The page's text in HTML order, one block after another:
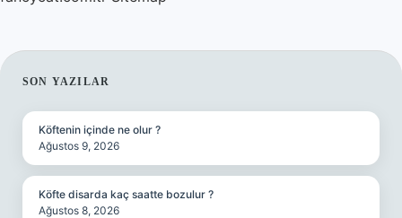
SIDEBAR
SON YAZILAR
Köftenin içinde ne olur ?
Ağustos 9, 2026
Köfte disarda kaç saatte bozulur ?
Ağustos 8, 2026